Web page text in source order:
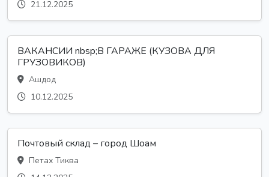
21.12.2025
ВАКАНСИИ nbsp;В ГАРАЖЕ (КУЗОВА ДЛЯ
ГРУЗОВИКОВ)
Ашдод
10.12.2025
Почтовый склад – город Шоам
Петах Тиква